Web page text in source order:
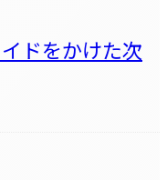
ドをかけた次